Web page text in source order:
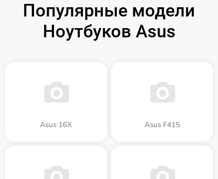
Популярные модели
Ноутбуков Asus
Asus 16X Asus F415